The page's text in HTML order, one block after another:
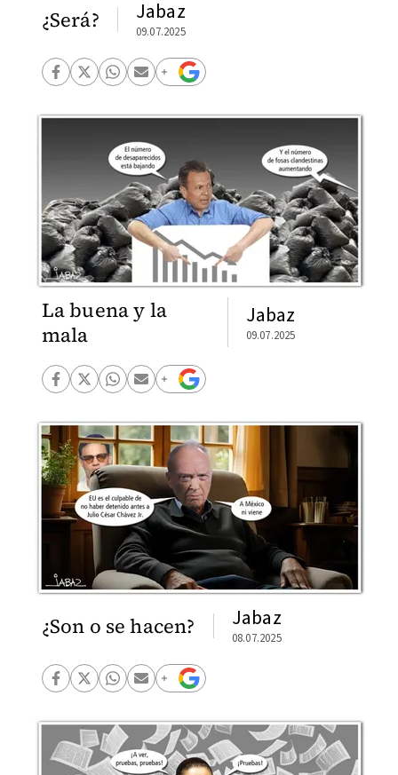
¿Será? Jabaz
09.07.2025
La buena y la
mala
Jabaz
09.07.2025
¿Son o se hacen? Jabaz
08.07.2025